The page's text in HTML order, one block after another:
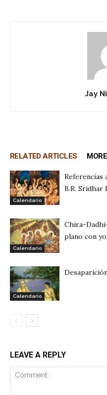
Jay
RELATED ARTICLES
Calendario
Referencias
B.R. Sridhar
Calendario
Chira-
plano con
Calendario
LEAVE A REPLY